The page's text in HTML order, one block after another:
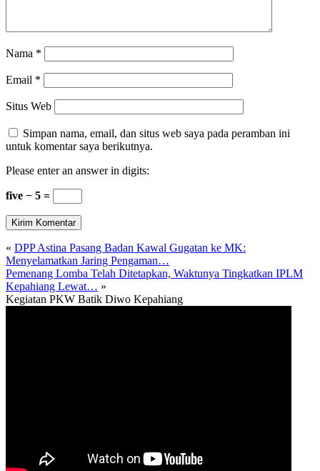
Nama *
Email *
Situs Web
Simpan nama, email, dan situs web saya pada peramban ini
untuk komentar saya berikutnya.
Please enter an answer in digits:
five − 5 =
« DPP Astina Pasang Badan Kawal Gugatan ke MK:
Menyelamatkan Jaring Pengaman…
Pemenang Lomba Telah Ditetapkan, Waktunya Tingkatkan IPLM
Kepahiang Lewat… »
Kegiatan PKW Batik Diwo Kepahiang